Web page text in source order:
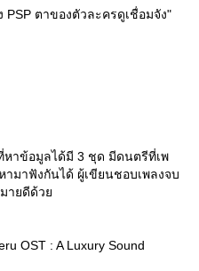
PSP ตาของตัวละครดูเชื่อมจัง"
หาข้อมูลได้มี 3 ชุด มีดนตรีที่เพ
ามาฟังกันได้ ผู้เขียนชอบเพลงจบ
มายดีด้ว
OST : A Luxury Sound